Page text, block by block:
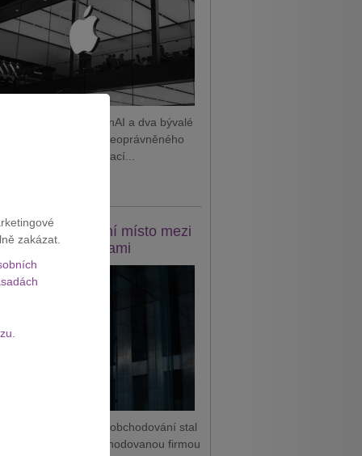
podal žalobu na OpenAI a dva bývalé
které viní z neoprávněného
důvěrných informací...
se vrátil na první místo mezi
firmami
se během pátečního obchodování stal
veřejně obchodovanou firmou
zakázat.